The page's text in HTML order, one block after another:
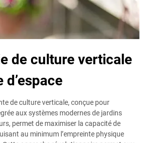
de culture verticale
de culture verticale, conçue pour
aux systèmes modernes de jardins
permet de maximiser la capacité de
au minimum l’empreinte physique